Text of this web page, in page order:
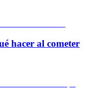
hacer al cometer